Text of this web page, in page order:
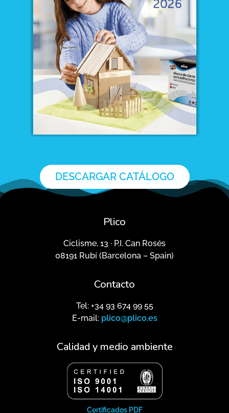
DESCARGAR CATÁLOGO
Plico
Ciclisme, 13 · P.I. Can Rosés
08191 Rubí (Barcelona – Spain)
Contacto
Tel: +34 93 674 99 55
E-mail: plico@plico.es
Calidad y medio ambiente
Certificados PDF